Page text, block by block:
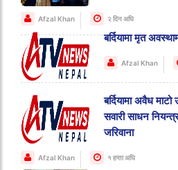
Afzal Khan २ दिन अघि
बर्दियामा मृत
Afzal Khan
बर्दियामा अवैध
सवारी साधन
जरिवाना
Afzal Khan १ हप्ता अघि